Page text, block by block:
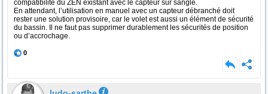
compatibilité du ZEN existant avec le capteur sur sangle.
En attendant, l’utilisation en manuel avec un capteur débranché doit
rester une solution provisoire, car le volet est aussi un élément de sécurité
du bassin. Il ne faut pas supprimer durablement les sécurités de position
ou d’accrochage.
0